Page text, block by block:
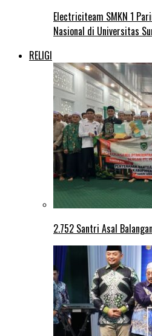
Electriciteam SMKN 1
Nasional di Universitas
RELIGI
2.752 Santri Asal